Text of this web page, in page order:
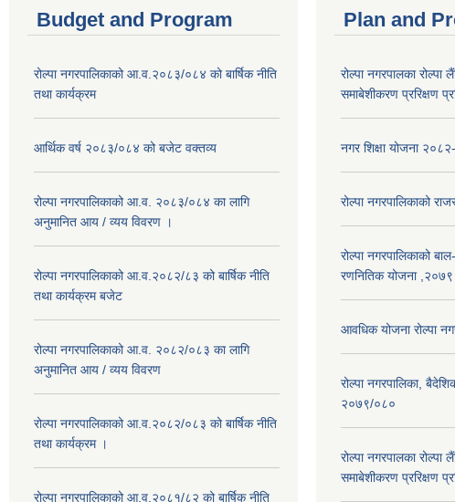
Budget and Program
रोल्पा नगरपालिकाको आ.व.२०८३/०८४ को बार्षिक नीति
तथा कार्यक्रम
आर्थिक वर्ष २०८३/०८४ को बजेट वक्तव्य
रोल्पा नगरपालिकाको आ.व. २०८३/०८४ का लागि
अनुमानित आय / व्यय विवरण ।
रोल्पा नगरपालिकाको आ.व.२०८२/८३ को बार्षिक नीति
तथा कार्यक्रम बजेट
रोल्पा नगरपालिकाको आ.व. २०८२/०८३ का लागि
अनुमानित आय / व्यय विवरण
रोल्पा नगरपालिकाको आ.व.२०८२/०८३ को बार्षिक नीति
तथा कार्यक्रम ।
रोल्पा नगरपालिकाको आ.व.२०८१/८२ को बार्षिक नीति
Plan and
रोल्पा नगरपालका
समाबेशीकरण प्ररिक्षण
नगर शिक्षा योजना
रोल्पा नगरपालिकाको
रोल्पा नगरपालिकाको
रणनितिक योजना ,२०७९
आवधिक योजना रोल्पा
रोल्पा नगरपालिका,
२०७९/०८०
रोल्पा नगरपालका
समाबेशीकरण प्ररिक्षण